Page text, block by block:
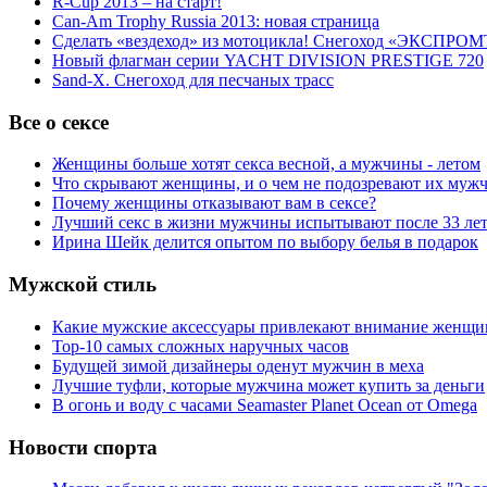
Can-Am Trophy Russia 2013: новая страница
Сделать «вездеход» из мотоцикла! Снегоход
Новый флагман серии YACHT DIVISION PRESTIGE 720
Sand-X. Снегоход для песчаных трасс
Все о сексе
Женщины больше хотят секса весной, а мужчины - летом
Что скрывают женщины, и о чем не подозревают их
Почему женщины отказывают вам в сексе?
Лучший секс в жизни мужчины испытывают после 33 лет
Ирина Шейк делится опытом по выбору белья в подарок
Мужской стиль
Какие мужские аксессуары привлекают внимание
Top-10 самых сложных наручных часов
Будущей зимой дизайнеры оденут мужчин в меха
Лучшие туфли, которые мужчина может купить за деньги
В огонь и воду с часами Seamaster Planet Ocean от Omega
Новости спорта